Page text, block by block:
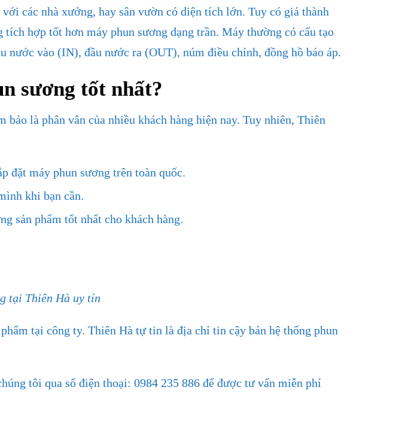
các nhà xưởng, hay sân vườn có diện tích lớn. Tuy có giá thành
hợp tốt hơn máy phun sương dạng trần. Máy thường có cấu tạo
nước vào (IN), đầu nước ra (OUT), núm điều chỉnh, đồng hồ báo áp.
sương tốt nhất?
bảo là phân vân của nhiều khách hàng hiện nay. Tuy nhiên, Thiên
đặt máy phun sương trên toàn quốc.
khi bạn cần.
sản phẩm tốt nhất cho khách hàng.
tại Thiên Hà uy tín
tại công ty. Thiên Hà tự tin là địa chỉ tin cậy bán hệ thống phun
tôi qua số điện thoại: 0984 235 886 để được tư vấn miễn phí